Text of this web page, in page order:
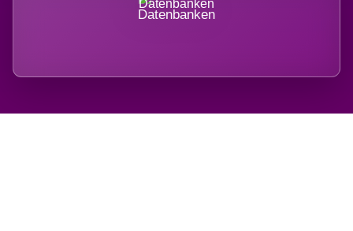
Datenbanken